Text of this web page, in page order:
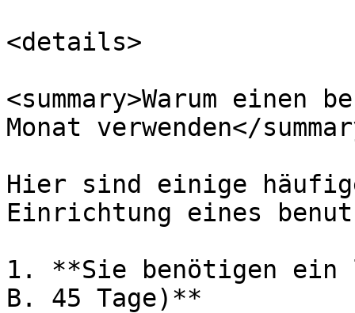
<details>
<summary>Warum einen
Monat verwenden</
Hier sind einige
Einrichtung eines
1. **Sie benötigen ein
B. 45 Tage)**